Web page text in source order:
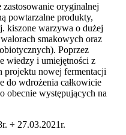
zastosowanie oryginalnej
powtarzalne produkty,
kiszone warzywa o dużej
smakowych oraz
Poprzez
wiedzy i umiejętności z
projektu nowej fermentacji
do wdrożenia całkowicie
obecnie występujących na
÷ 27.03.2021r.